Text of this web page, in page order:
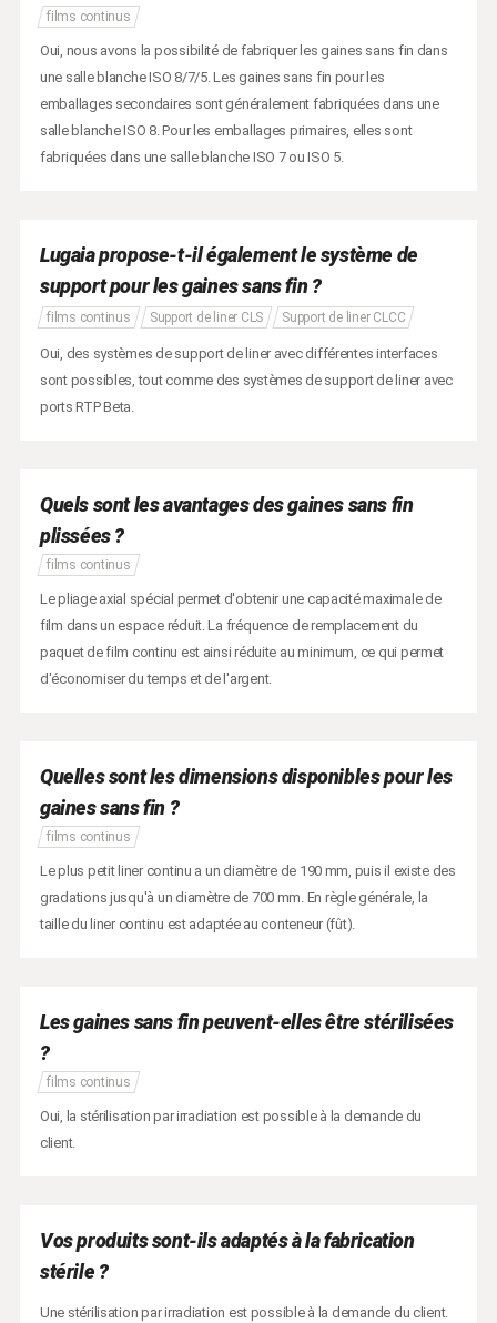
films continus
Oui, nous avons la possibilité de fabriquer les gaines sans fin dans
une salle blanche ISO 8/7/5. Les gaines sans fin pour les
emballages secondaires sont généralement fabriquées dans une
salle blanche ISO 8. Pour les emballages primaires, elles sont
fabriquées dans une salle blanche ISO 7 ou ISO 5.
Lugaia propose-t-il également le système de
support pour les gaines sans fin ?
films continus Support de liner CLS Support de liner CLCC
Oui, des systèmes de support de liner avec différentes interfaces
sont possibles, tout comme des systèmes de support de liner avec
ports RTP Beta.
Quels sont les avantages des gaines sans fin
plissées ?
films continus
Le pliage axial spécial permet d'obtenir une capacité maximale de
film dans un espace réduit. La fréquence de remplacement du
paquet de film continu est ainsi réduite au minimum, ce qui permet
d'économiser du temps et de l'argent.
Quelles sont les dimensions disponibles pour les
gaines sans fin ?
films continus
Le plus petit liner continu a un diamètre de 190 mm, puis il existe des
gradations jusqu'à un diamètre de 700 mm. En règle générale, la
taille du liner continu est adaptée au conteneur (fût).
Les gaines sans fin peuvent-elles être stérilisées
?
films continus
Oui, la stérilisation par irradiation est possible à la demande du
client.
Vos produits sont-ils adaptés à la fabrication
stérile ?
Une stérilisation par irradiation est possible à la demande du client.